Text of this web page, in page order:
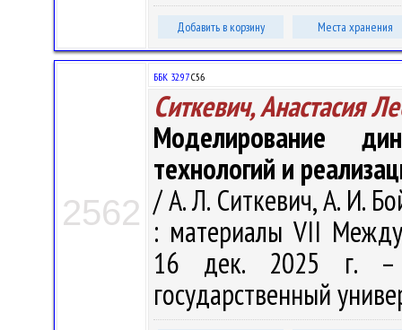
Добавить в корзину Места хранения
2562
ББК 32.97С56
Ситкевич, Анастасия
Моделирование
технологий и
/ А. Л. Ситкевич, А. И.
: материалы VII
16 дек. 2025 г. –
государственный